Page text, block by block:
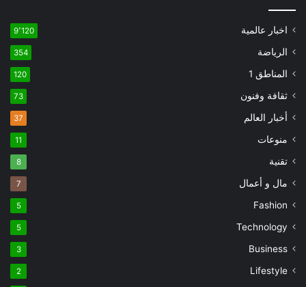
اخبار عالمية 9٬120
الرياضة 354
المناطق 1 120
ثقافة وفنون 73
أخبار العالم 37
منوعات 11
تقنية 8
مال و أعمال 7
Fashion
5
Technology
5
Business
3
Lifestyle
2